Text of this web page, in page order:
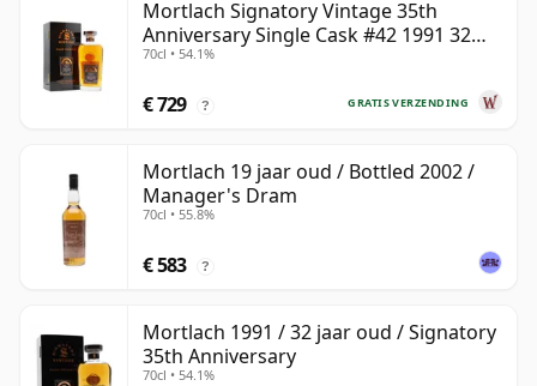
Mortlach Signatory Vintage 35th
Anniversary Single Cask #42 1991 32
jaar oud
70cl • 54.1%
GRATIS VERZENDING
€ 729 ?
Mortlach 19 jaar oud / Bottled 2002 /
Manager's Dram
70cl • 55.8%
€ 583 ?
Mortlach 1991 / 32 jaar oud / Signatory
35th Anniversary
70cl • 54.1%